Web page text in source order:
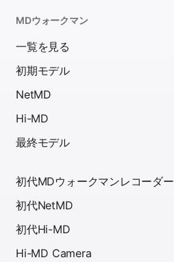
MDウォークマン
一覧を見る
初期モデル
NetMD
Hi-MD
最終モデル
初代MDウォークマンレコーダー
初代NetMD
初代Hi-MD
Hi-MD Camera